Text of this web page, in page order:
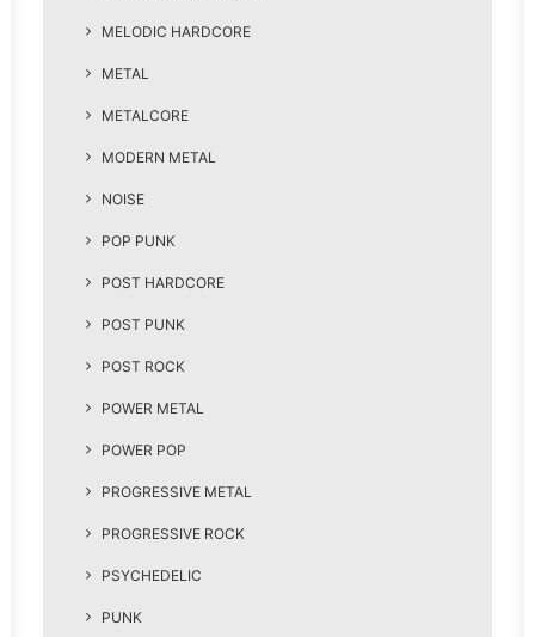
MELODIC HARDCORE
METAL
METALCORE
MODERN METAL
NOISE
POP PUNK
POST HARDCORE
POST PUNK
POST ROCK
POWER METAL
POWER POP
PROGRESSIVE METAL
PROGRESSIVE ROCK
PSYCHEDELIC
PUNK